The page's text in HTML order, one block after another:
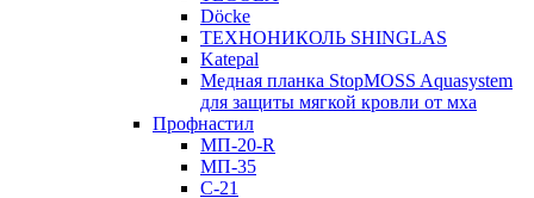
Döcke
ТЕХНОНИКОЛЬ SHINGLAS
Katepal
Медная планка StopMOSS Aquasystem
для защиты мягкой кровли от мха
Профнастил
МП-20-R
МП-35
С-21